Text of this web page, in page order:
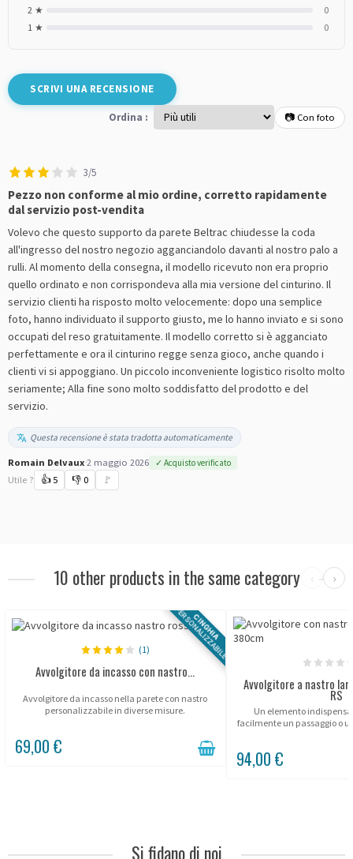
2 ★
0
1 ★
0
SCRIVI UNA RECENSIONE
Ordina : 📷 Con foto
3/5
Pezzo non conforme al mio ordine, corretto rapidamente
dal servizio post-vendita
Volevo che questo supporto da parete Beltrac chiudesse la coda
all'ingresso del nostro negozio agganciandolo davanti al nostro palo a
rulli. Al momento della consegna, il modello ricevuto non era proprio
quello ordinato e non corrispondeva alla mia versione del cinturino. Il
servizio clienti ha risposto molto velocemente: dopo una semplice
foto, hanno individuato il supporto giusto, me lo hanno inviato e si sono
occupati del reso gratuitamente. Il modello corretto si è agganciato
perfettamente e ora il cinturino regge senza gioco, anche quando i
clienti vi si appoggiano. Un piccolo inconveniente logistico risolto molto
seriamente; Alla fine sono molto soddisfatto del prodotto e del
servizio.
Questa recensione è stata tradotta automaticamente
Romain Delvaux·2 maggio 2026 ✓ Acquisto verificato
Utile ? 👍5 👎 0 🚩
10 other products in the same category ‹ ›
CINGHIA
PERSONALIZZABILE
(1)
Avvolgitore da incasso con nastro...
Avvolgitore da incasso nella parete con nastro
personalizzabile in diverse misure.
69,00 €
Avvolgitore a nastro
RS
Un elemento
facilmente un passaggio o
94,00 €
Si fidano di noi